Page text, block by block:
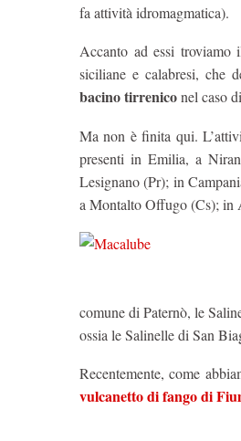
fa attività idromagmatica).
Accanto ad essi troviamo
siciliane e calabresi, che
bacino tirreniconel caso
Ma non è finita qui.
presenti in Emilia, a
Lesignano (Pr); in
a Montalto Offugo (Cs); in
comune di Paternò, le
ossia le Salinelle di San
Recentemente, come
vulcanetto di fango di